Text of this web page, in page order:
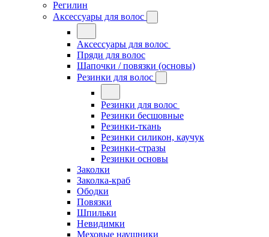
Регилин
Аксессуары для волос
Аксессуары для волос
Пряди для волос
Шапочки / повязки (основы)
Резинки для волос
Резинки для волос
Резинки бесшовные
Резинки-ткань
Резинки силикон, каучук
Резинки-стразы
Резинки основы
Заколки
Заколка-краб
Ободки
Повязки
Шпильки
Невидимки
Меховые наушники